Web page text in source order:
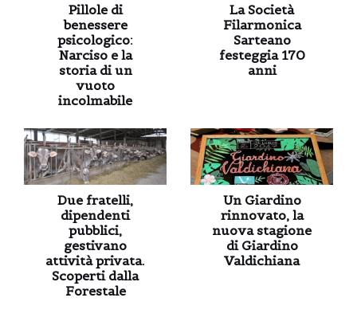
Pillole di
benessere
psicologico:
Narciso e la
storia di un
vuoto
incolmabile
La Società
Filarmonica
Sarteano
festeggia 170
anni
Due fratelli,
dipendenti
pubblici,
gestivano
attività privata.
Scoperti dalla
Forestale
Un Giardino
rinnovato, la
nuova stagione
di Giardino
Valdichiana